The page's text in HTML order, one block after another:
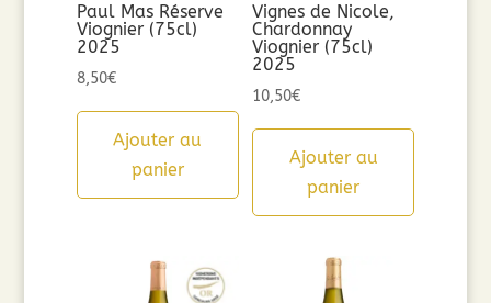
Paul Mas Réserve
Viognier (75cl)
2025
8,50€
Ajouter au
panier
Vignes de Nicole,
Chardonnay
Viognier (75cl)
2025
10,50€
Ajouter au
panier